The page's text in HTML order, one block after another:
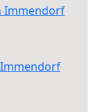
Immendorf